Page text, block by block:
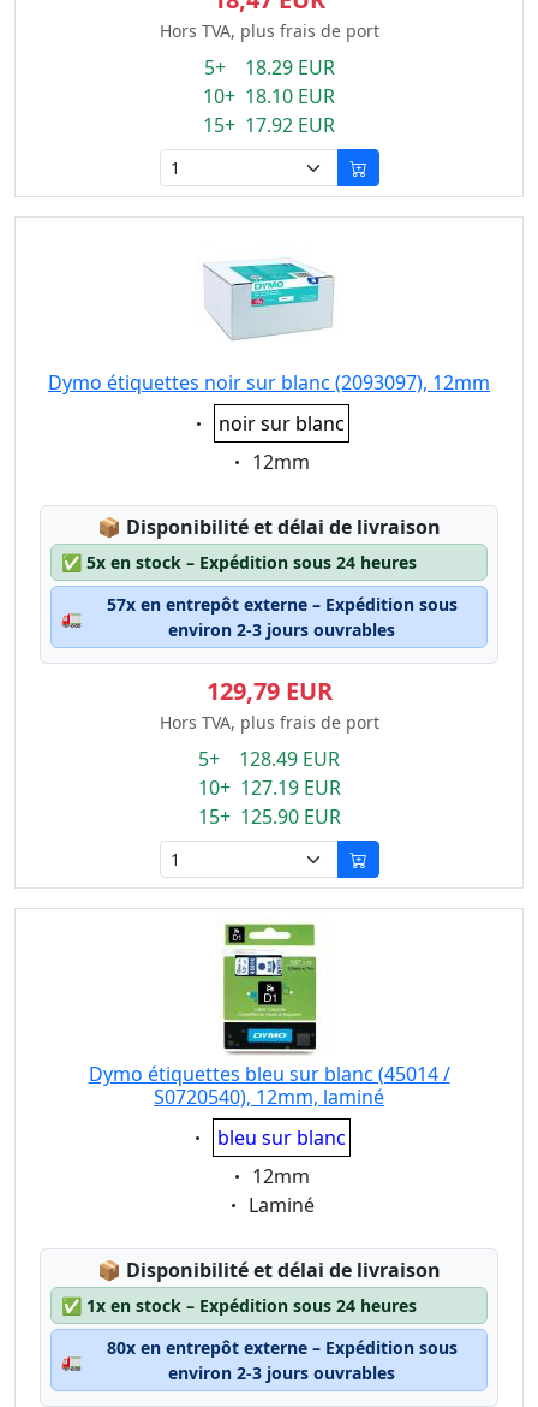
Hors TVA, plus frais de port
5+ 18.29 EUR
10+ 18.10 EUR
15+ 17.92 EUR
Dymo étiquettes noir sur blanc (2093097), 12mm
Eigenschaft:
noir sur blanc
Eigenschaft:
12mm
📦 Lagerstatus:
Disponibilité et délai de livraison
✅ 5x en stock – Expédition sous 24 heures
🚛
57x en entrepôt externe – Expédition sous
environ 2-3 jours ouvrables
129,79 EUR
Hors TVA, plus frais de port
5+ 128.49 EUR
10+ 127.19 EUR
15+ 125.90 EUR
Dymo étiquettes bleu sur blanc (45014 /
S0720540), 12mm, laminé
Eigenschaft:
bleu sur blanc
Eigenschaft:
12mm
Eigenschaft:
Laminé
📦 Lagerstatus:
Disponibilité et délai de livraison
✅ 1x en stock – Expédition sous 24 heures
🚛
80x en entrepôt externe – Expédition sous
environ 2-3 jours ouvrables